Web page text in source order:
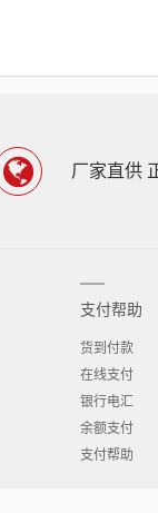
厂家直供
支付帮助
货到付款
在线支付
银行电汇
余额支付
支付帮助